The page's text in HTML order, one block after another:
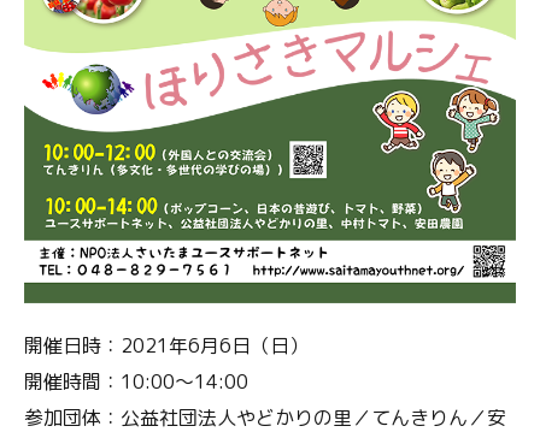
開催日時：2021年6月6日（日）
開催時間：10:00〜14:00
参加団体：公益社団法人やどかりの里／てんきりん／安